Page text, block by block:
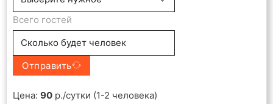
Всего гостей
Отправить
Цена: 90 р./сутки (1-2 человека)